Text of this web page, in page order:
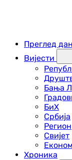
Преглед
Вијести
Бања
БиХ
Србија
Регион
Свијет
Хроника